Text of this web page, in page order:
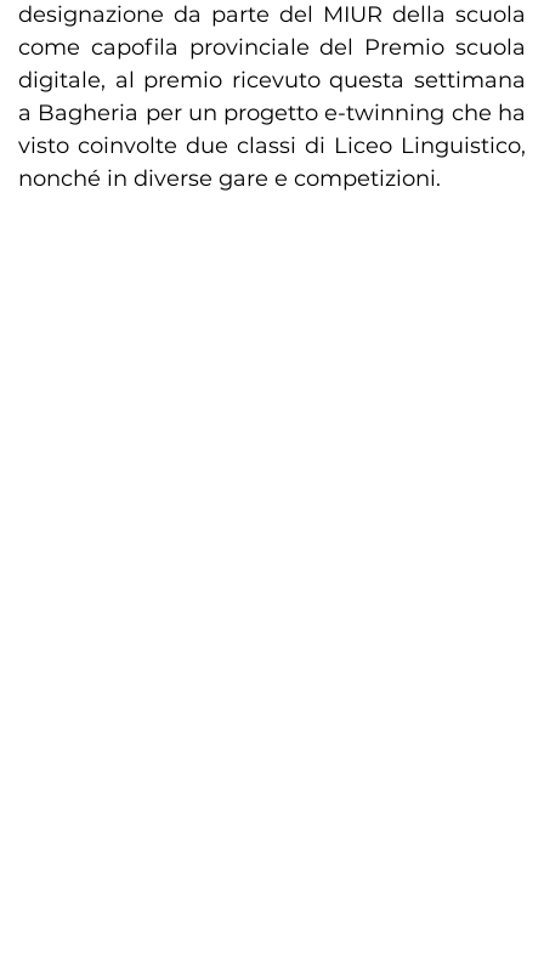
designazione da parte del MIUR della scuola
come capofila provinciale del Premio scuola
digitale, al premio ricevuto questa settimana
a Bagheria per un progetto e-twinning che ha
visto coinvolte due classi di Liceo Linguistico,
nonché in diverse gare e competizioni.